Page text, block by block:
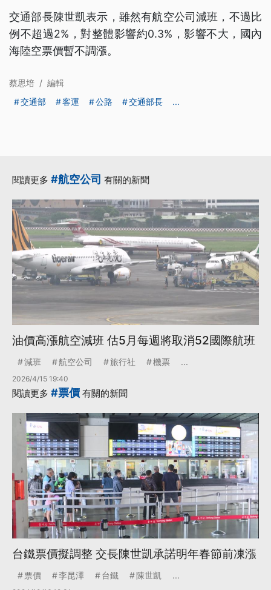
交通部長陳世凱表示，雖然有航空公司減班，不過比
例不超過2%，對整體影響約0.3%，影響不大，國內
海陸空票價暫不調漲。
蔡思培 / 編輯
交通部
客運 公路 交通部長 ...
閱讀更多 #航空公司 有關的新聞
油價高漲航空減班 估5月每週將取消52國際航班
減班 航空公司 旅行社 機票 ...
2026/4/15 19:40
閱讀更多 #票價 有關的新聞
台鐵票價擬調整 交長陳世凱承諾明年春節前凍漲
票價 李昆澤 台鐵 陳世凱 ...